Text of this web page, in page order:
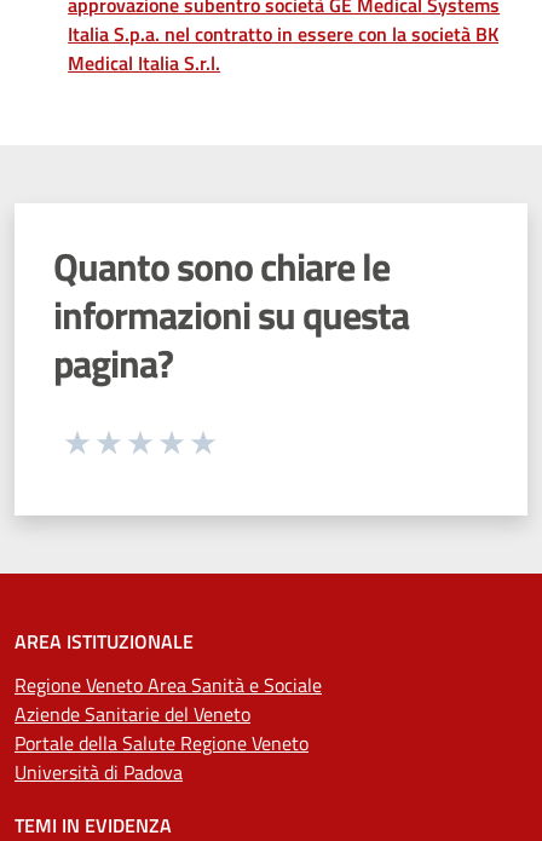
Italia S.p.a. nel contratto in essere con la società BK
Medical Italia S.r.l.
Quanto sono chiare le
informazioni su questa
pagina?
Seleziona una valutazione da 1 a 5 stelle
AREA ISTITUZIONALE
Regione Veneto Area Sanità e Sociale
Aziende Sanitarie del Veneto
Portale della Salute Regione Veneto
Università di Padova
TEMI IN EVIDENZA